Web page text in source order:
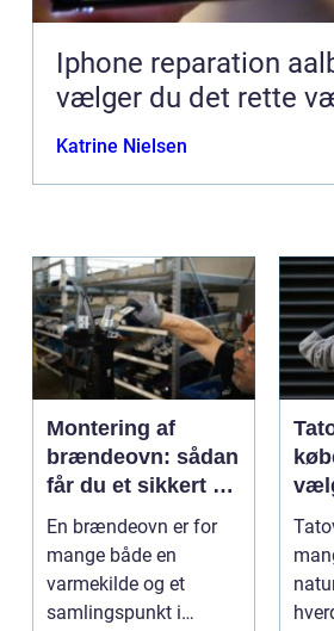
Iphone reparation aalborg
vælger du det rette
Katrine Nielsen
Montering af
brændeovn: sådan
får du et sikkert og
smukt resultat
En brændeovn er for
mange både en
varmekilde og et
samlingspunkt i